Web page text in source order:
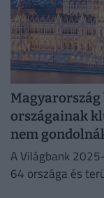
országainak
nem
A Világbank
64 országa és